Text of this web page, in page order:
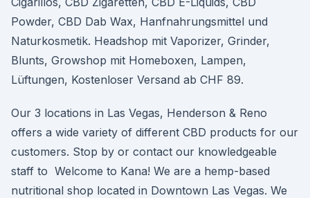
Powder, CBD Dab Wax, Hanfnahrungsmittel und
Naturkosmetik. Headshop mit Vaporizer, Grinder,
Blunts, Growshop mit Homeboxen, Lampen,
Lüftungen, Kostenloser Versand ab CHF 89.
Our 3 locations in Las Vegas, Henderson & Reno
offers a wide variety of different CBD products for our
customers. Stop by or contact our knowledgeable
staff to Welcome to Kana! We are a hemp-based
nutritional shop located in Downtown Las Vegas. We